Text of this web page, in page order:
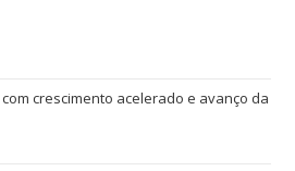
crescimento acelerado e avanço da